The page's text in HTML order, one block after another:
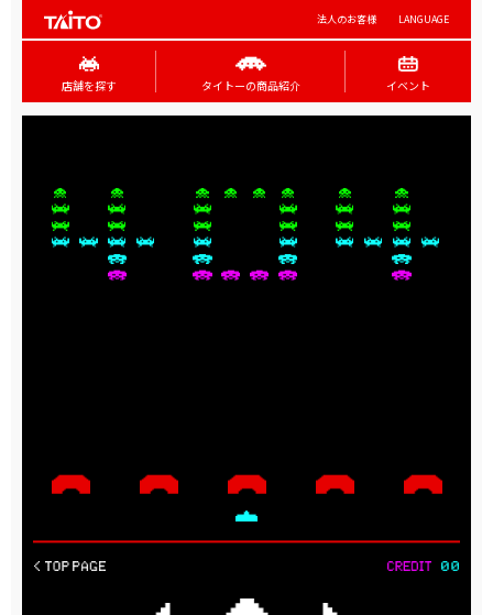
法人のお客様 LANGUAGE
店舗を探す タイトーの商品紹介 イベント